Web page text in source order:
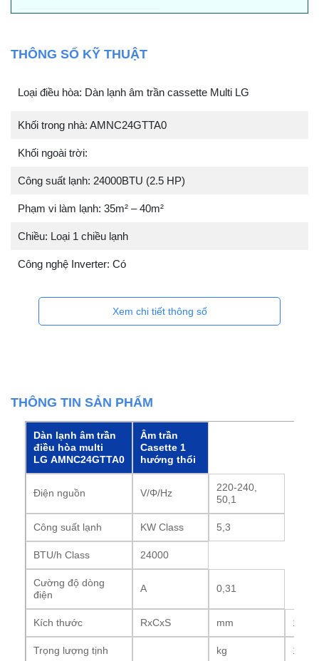
THÔNG SỐ KỸ THUẬT
Loại điều hòa: Dàn lạnh âm trần cassette Multi LG
Khối trong nhà: AMNC24GTTA0
Khối ngoài trời:
Công suất lạnh: 24000BTU (2.5 HP)
Phạm vi làm lạnh: 35m² – 40m²
Chiều: Loại 1 chiều lạnh
Công nghệ Inverter: Có
Xem chi tiết thông số
THÔNG TIN SẢN PHẨM
Dàn lạnh âm trần
điều hòa multi
LG AMNC24GTTA0
Âm trần
Casette 1
hướng thổi
Điện nguồn V/Φ/Hz
220-240,
50,1
Công suất lạnh KW Class 5,3
BTU/h Class 24000
Cường độ dòng
điện
A 0,31
Kích thước RxCxS mm
Trọng lượng tịnh kg 14,5